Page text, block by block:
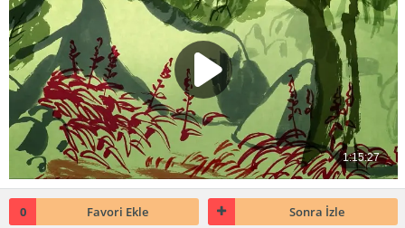
0 Favori Ekle Sonra İzle